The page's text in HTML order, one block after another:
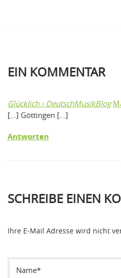
EIN KOMMENTAR
Glücklich › DeutschMusikBlog
[…] Göttingen […]
Antworten
SCHREIBE EINEN
Ihre E-Mail Adresse wird nicht